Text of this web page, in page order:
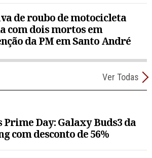
de roubo de motocicleta
com dois mortos em
da PM em Santo André
Ver Todas
Prime Day: Galaxy Buds3 da
com desconto de 56%